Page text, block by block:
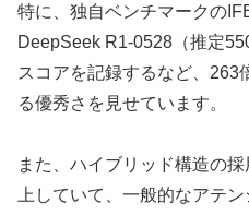
特に、独自ベンチマークの
DeepSeek R1-0528（推定
スコアを記録するなど、263
る優秀さを見せています。
また、ハイブリッド構造の
上していて、一般的なアテ